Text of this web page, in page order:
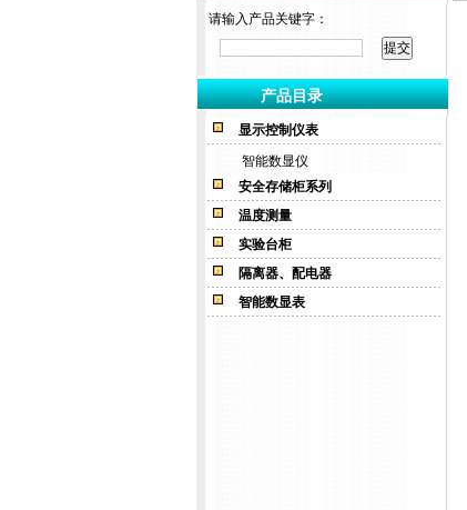
请输入产品关键字：
产品目录
显示控制仪表
智能数显仪
安全存储柜系列
温度测量
实验台柜
隔离器、配电器
智能数显表